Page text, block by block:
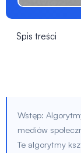
Spis treści
Wstęp:
mediów
Te algorytmy